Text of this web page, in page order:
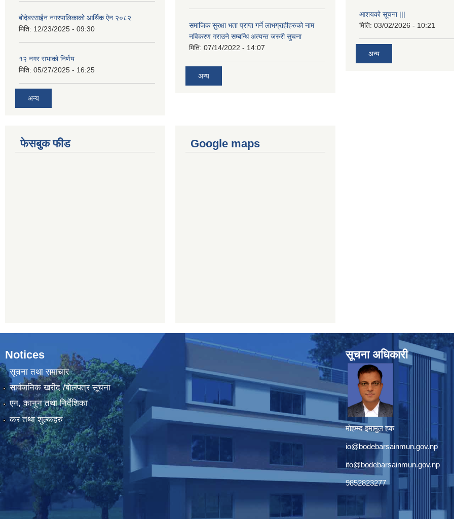
बोदेबरसाईन नगरपालिकाको आर्थिक ऐन २०८२
मिति: 12/23/2025 - 09:30
१२ नगर सभाको निर्णय
मिति: 05/27/2025 - 16:25
अन्य
समाजिक सुरक्षा भता प्राप्त गर्ने लाभग्राहीहरुको नाम
नविकरण गराउने सम्बन्धि अत्यन्त जरुरी सुचना
मिति: 07/14/2022 - 14:07
अन्य
आशयको सूचना |||
मिति: 03/02/2026 - 10:21
अन्य
फेसबुक फीड Google maps
Notices
सूचना तथा समाचार
सार्वजनिक खरीद /बोलपत्र सूचना
एन, कानुन तथा निर्देशिका
कर तथा शुल्कहरु
सूचना अधिकारी
मोहम्म्द इमामुल हक
io@bodebarsainmun.gov.np
ito@bodebarsainmun.gov.np
9852823277